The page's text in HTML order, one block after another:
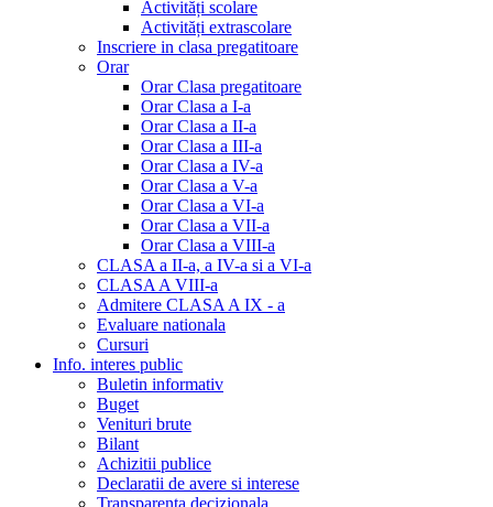
Activități scolare
Activități extrascolare
Inscriere in clasa pregatitoare
Orar
Orar Clasa pregatitoare
Orar Clasa a I-a
Orar Clasa a II-a
Orar Clasa a III-a
Orar Clasa a IV-a
Orar Clasa a V-a
Orar Clasa a VI-a
Orar Clasa a VII-a
Orar Clasa a VIII-a
CLASA a II-a, a IV-a si a VI-a
CLASA A VIII-a
Admitere CLASA A IX - a
Evaluare nationala
Cursuri
Info. interes public
Buletin informativ
Buget
Venituri brute
Bilant
Achizitii publice
Declaratii de avere si interese
Transparenta decizionala